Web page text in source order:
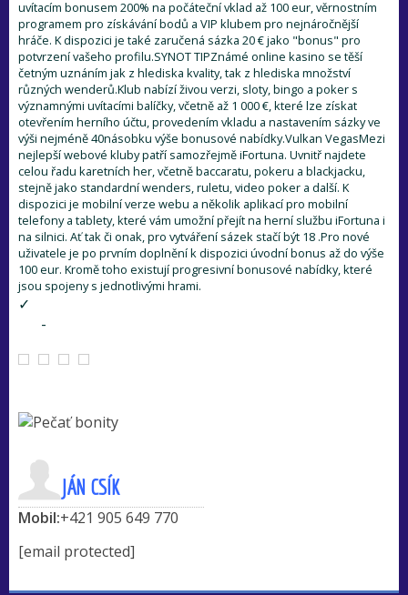
uvítacím bonusem 200% na počáteční vklad až 100 eur, věrnostním
programem pro získávání bodů a VIP klubem pro nejnáročnější
hráče. K dispozici je také zaručená sázka 20 € jako "bonus" pro
potvrzení vašeho profilu.SYNOT TIPZnámé online kasino se těší
četným uznáním jak z hlediska kvality, tak z hlediska množství
různých wenderů.Klub nabízí živou verzi, sloty, bingo a poker s
významnými uvítacími balíčky, včetně až 1 000 €, které lze získat
otevřením herního účtu, provedením vkladu a nastavením sázky ve
výši nejméně 40násobku výše bonusové nabídky.Vulkan VegasMezi
nejlepší webové kluby patří samozřejmě iFortuna. Uvnitř najdete
celou řadu karetních her, včetně baccaratu, pokeru a blackjacku,
stejně jako standardní wenders, ruletu, video poker a další. K
dispozici je mobilní verze webu a několik aplikací pro mobilní
telefony a tablety, které vám umožní přejít na herní službu iFortuna i
na silnici. Ať tak či onak, pro vytváření sázek stačí být 18 .Pro nové
uživatele je po prvním doplnění k dispozici úvodní bonus až do výše
100 eur. Kromě toho existují progresivní bonusové nabídky, které
jsou spojeny s jednotlivými hrami.
JÁN CSÍK
Mobil:+421 905 649 770
[email protected]